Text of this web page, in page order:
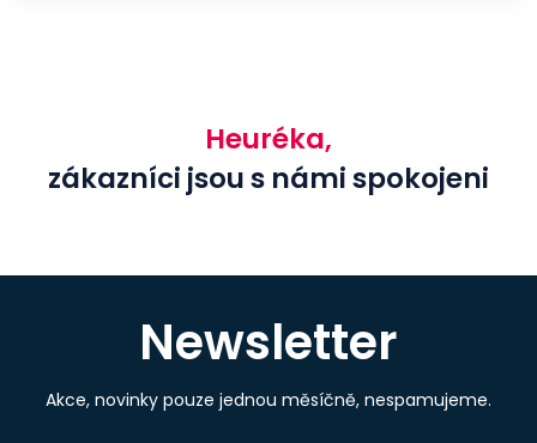
Heuréka,
zákazníci jsou s námi spokojeni
Newsletter
Akce, novinky pouze jednou měsíčně, nespamujeme.